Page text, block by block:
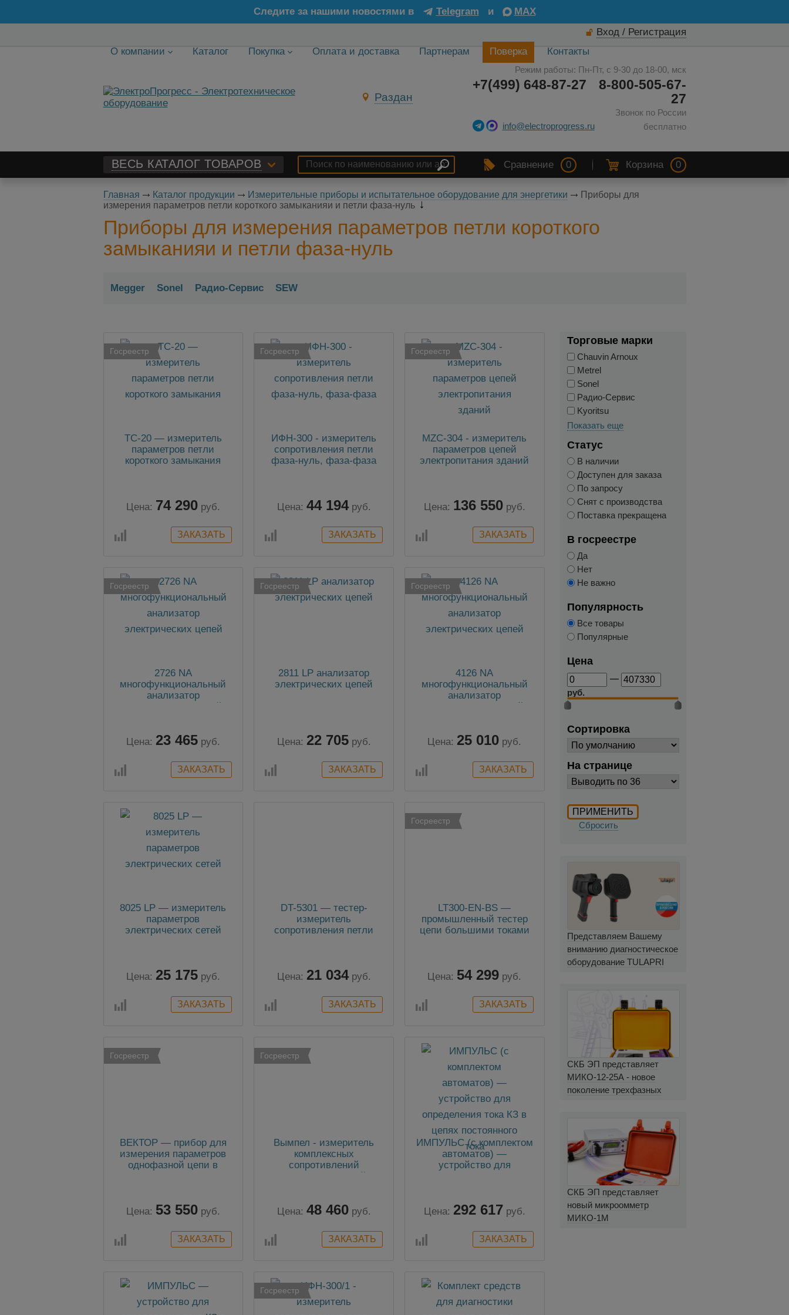
Следите за нашими новостями в Telegram и
MAX
Вход / Регистрация
О компании
Каталог Покупка Оплата и доставка Партнерам Поверка Контакты
Раздан
Режим работы: Пн-Пт, с 9-30 до 18-00, мск
8-800-505-67-
27
Звонок по России
бесплатно
+7(499) 648-87-27
info@electroprogress.ru
ВЕСЬ КАТАЛОГ ТОВАРОВ Сравнение 0 Корзина 0
Главная Каталог продукции Измерительные приборы и испытательное оборудование для энергетики
Приборы для
измерения параметров петли короткого замыканияи и петли фаза-нуль
Приборы для измерения параметров петли короткого
замыканияи и петли фаза-нуль
Megger Sonel Радио-Сервис SEW
Госреестр
TC-20 — измеритель
параметров петли
короткого замыкания
Цена: 74 290 руб.
Госреестр
ИФН-300 - измеритель
сопротивления петли
фаза-нуль, фаза-фаза
Цена: 44 194 руб.
Госреестр
MZC-304 - измеритель
параметров цепей
электропитания зданий
Цена: 136 550 руб.
Госреестр
2726 NA
многофункциональный
анализатор
электрических цепей
Цена: 23 465 руб.
Госреестр
2811 LP анализатор
электрических цепей
Цена: 22 705 руб.
Госреестр
4126 NA
многофункциональный
анализатор
электрических цепей
Цена: 25 010 руб.
8025 LP — измеритель
параметров
электрических сетей
Цена: 25 175 руб.
DT-5301 — тестер-
измеритель
сопротивления петли
Цена: 21 034 руб.
Госреестр
LT300-EN-BS —
промышленный тестер
цепи большими токами
Цена: 54 299 руб.
Госреестр
ВЕКТОР — прибор для
измерения параметров
однофазной цепи в
Цена: 53 550 руб.
Госреестр
Вымпел - измеритель
комплексных
сопротивлений
электрических цепей на
Цена: 48 460 руб.
ИМПУЛЬС (с комплектом
автоматов) —
устройство для
Цена: 292 617 руб.
Госреестр
Торговые марки
Chauvin Arnoux
Metrel
Sonel
Радио-Сервис
Kyoritsu
Показать еще
Статус
В наличии
Доступен для заказа
По запросу
Снят с производства
Поставка прекращена
В госреестре
Да
Нет
Не важно
Популярность
Все товары
Популярные
Цена
—
руб.
Сортировка
На странице
Сбросить
Представляем Вашему
вниманию диагностическое
оборудование TULAPRI
СКБ ЭП представляет
МИКО-12-25А - новое
поколение трехфазных
СКБ ЭП представляет
новый микроомметр
МИКО-1М